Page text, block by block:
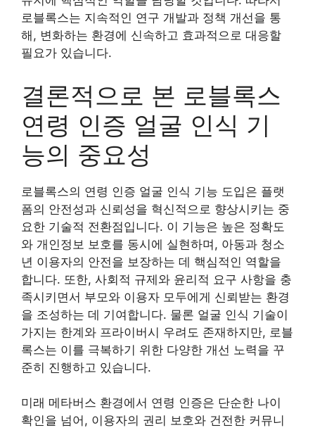
로블록스는 지속적인 연구 개발과 정책 개선을 통
해, 변화하는 환경에 신속하고 효과적으로 대응할
필요가 있습니다.
결론적으로 본 로블록스
연령 인증 얼굴 인식 기
능의 중요성
로블록스의 연령 인증 얼굴 인식 기능 도입은 플랫
폼의 안전성과 신뢰성을 혁신적으로 향상시키는 중
요한 기술적 전환점입니다. 이 기능은 높은 정확도
와 개인정보 보호를 동시에 실현하며, 아동과 청소
년 이용자의 안전을 보장하는 데 핵심적인 역할을
합니다. 또한, 사회적 규제와 윤리적 요구 사항을 충
족시키면서 부모와 이용자 모두에게 신뢰받는 환경
을 조성하는 데 기여합니다. 물론 얼굴 인식 기술이
가지는 한계와 프라이버시 우려도 존재하지만, 로블
록스는 이를 극복하기 위한 다양한 개선 노력을 꾸
준히 진행하고 있습니다.
미래 메타버스 환경에서 연령 인증은 단순한 나이
확인을 넘어, 이용자의 권리 보호와 건전한 커뮤니